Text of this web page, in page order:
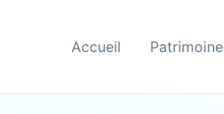
Accueil Patrimoine